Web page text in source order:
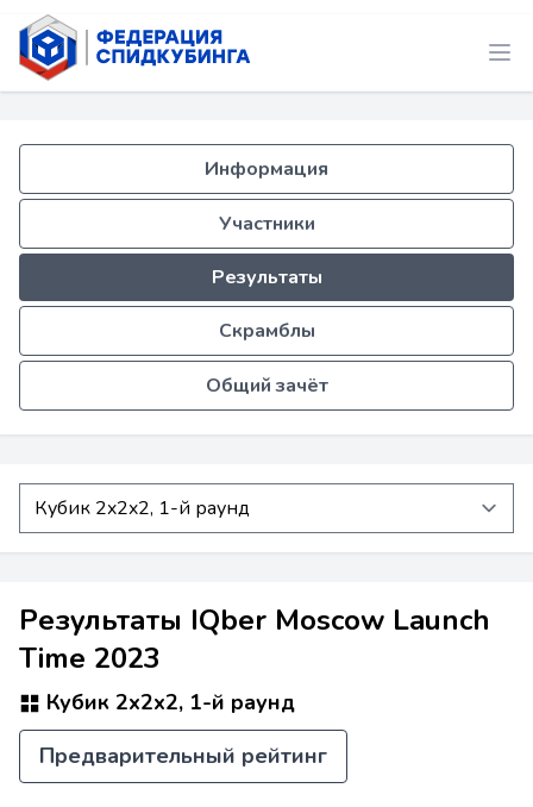
Информация
Участники
Результаты
Скрамблы
Общий зачёт
Результаты IQber Moscow Launch
Time 2023
Кубик 2x2x2, 1-й раунд
Предварительный рейтинг